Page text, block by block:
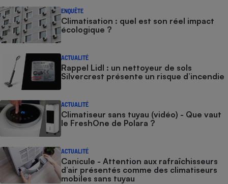
ENQUÊTE
Climatisation : quel est son réel impact
écologique ?
ACTUALITÉ
Rappel Lidl : un nettoyeur de sols
Silvercrest présente un risque d’incendie
ACTUALITÉ
Climatiseur sans tuyau (vidéo) - Que vaut
le FreshOne de Polara ?
ACTUALITÉ
Canicule - Attention aux rafraîchisseurs
d’air présentés comme des climatiseurs
mobiles sans tuyau